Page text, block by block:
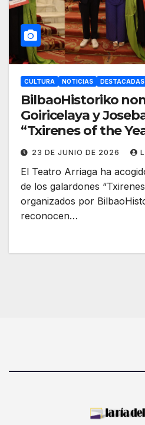
CULTURA NOTICIAS DESTACADAS
BilbaoHistoriko
Goiricelaya y
“Txirenes of the
23 DE JUNIO DE 2026
El Teatro Arriaga ha
de los galardones
organizados por
reconocen…